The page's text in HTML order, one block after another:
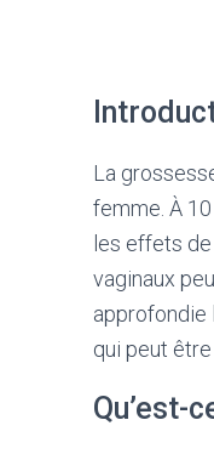
La
femme. À
les effets
vaginaux
approfondie
qui peut
Qu’est-